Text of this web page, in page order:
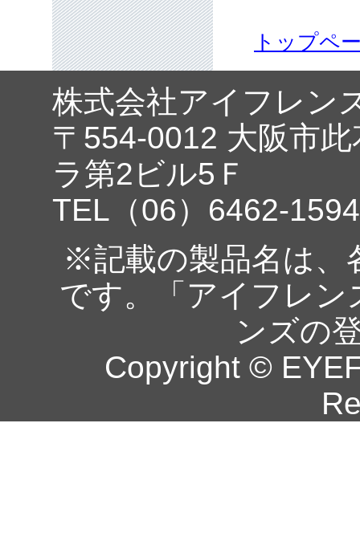
トップペ
株式会社アイフレン
〒554-0012 大阪市
ラ第2ビル5Ｆ
TEL（06）6462-
※記載の製品名は、
です。「アイフレ
ンズの
Copyright ©